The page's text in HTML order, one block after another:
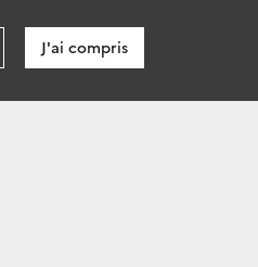
J'ai compris